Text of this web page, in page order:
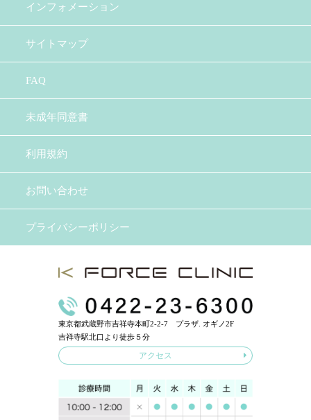
インフォメーション
サイトマップ
FAQ
未成年同意書
利用規約
お問い合わせ
プライバシーポリシー
東京都武蔵野市吉祥寺本町2-2-7 プラザ. オギノ2F
吉祥寺駅北口より徒歩５分
アクセス